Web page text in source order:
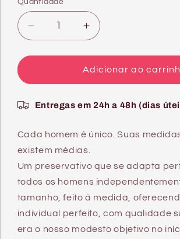
Quantidade
Quantidade
Diminuir
a
quantidade
PRO
64
36
UNIDADES
Aumentar
a
quantidade
de
PRO
64
36
UNIDADES
Adicionar ao
Entregas em 24h a 48h (dias
Cada homem é único. Suas
existem médias.
Um preservativo que se adapta
todos os homens
tamanho, feito à medida,
individual perfeito, com qualidade
era o nosso modesto objetivo no